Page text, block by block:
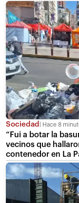
Sociedad Hace 8
“Fui a botar la
vecinos que
contenedor en La